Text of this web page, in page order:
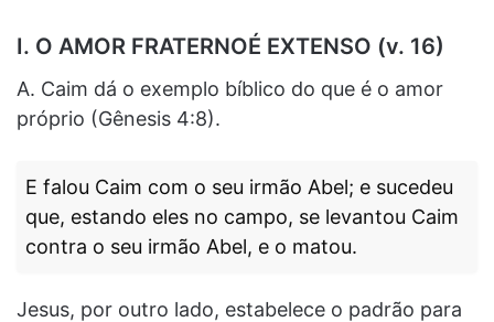
I. O AMOR FRATERNOÉ EXTENSO (v. 16)
A. Caim dá o exemplo bíblico do que é o amor
próprio (Gênesis 4:8).
E falou Caim com o seu irmão Abel; e sucedeu
que, estando eles no campo, se levantou Caim
contra o seu irmão Abel, e o matou.
Jesus, por outro lado, estabelece o padrão para